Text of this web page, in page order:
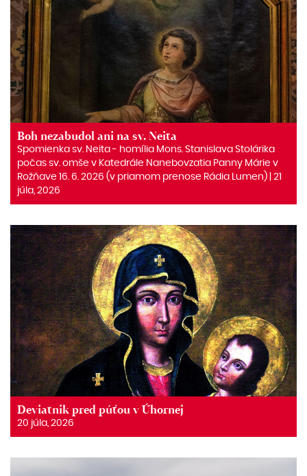
Boh nezabudol ani na sv. Neita
Spomienka sv. Neita ‒ homília Mons. Stanislava Stolárika
počas sv. omše v Katedrále Nanebovzatia Panny Márie v
Rožňave 16. 6. 2026 (v priamom prenose Rádia Lumen) | 21
júla, 2026
Deviatnik pred púťou v Úhornej
20 júla, 2026